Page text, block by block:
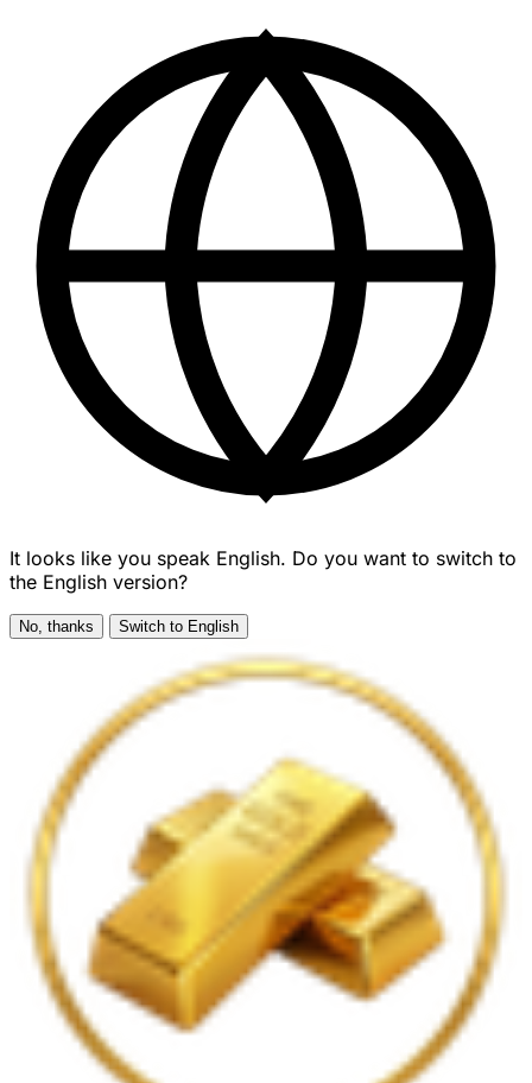
It looks like you speak English. Do you want to switch to
the English version?
No, thanks Switch to English